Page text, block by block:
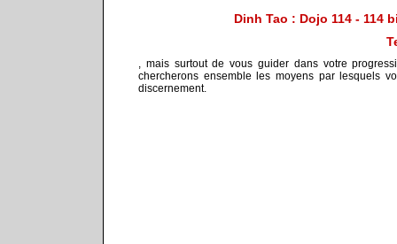
Dinh Tao : Dojo 114 - 114
, mais surtout de vous guider dans votre
chercherons ensemble les moyens par lesquels
discernement.